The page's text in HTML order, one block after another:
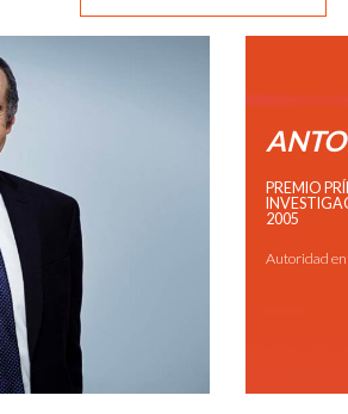
PREMIO
2005
Autoridad